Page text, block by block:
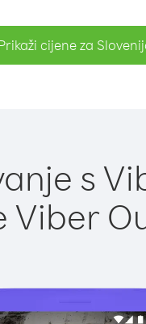
cijene za
s
Viber